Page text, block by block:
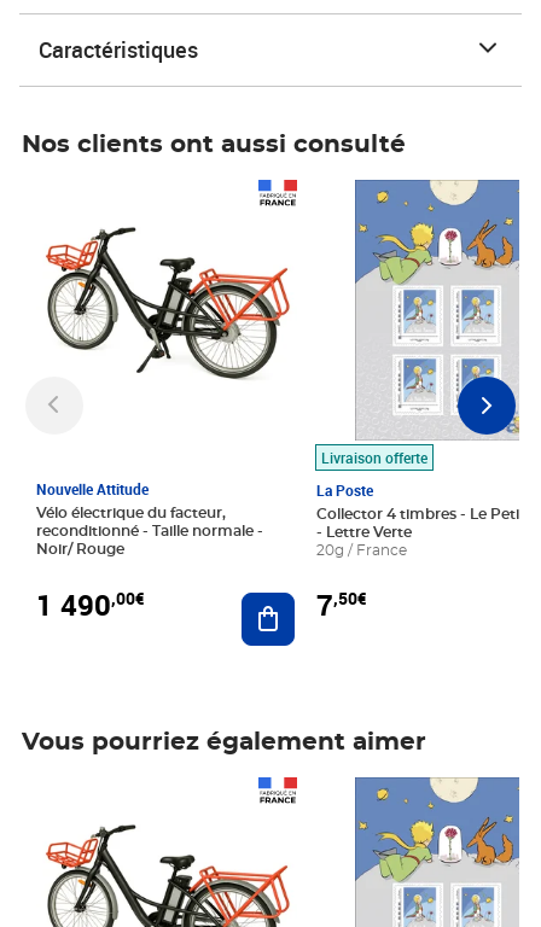
Caractéristiques
Nos clients ont aussi consulté
Nouvelle Attitude
Vélo électrique du facteur,
reconditionné - Taille normale -
Noir/ Rouge
1 490,00€ Ajouter au panier
Livraison offerte
La Poste
Collector 4 timbres - Le Petit
- Lettre Verte
20g / France
7,50€
Prix 7,50€
Vous pourriez également aimer
Prix 7,50€